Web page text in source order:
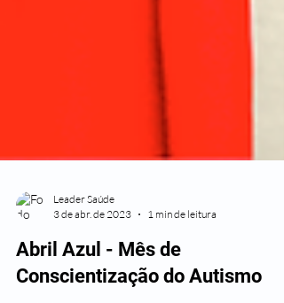
Leader Saúde
3 de abr. de 2023
1 min de leitura
Abril Azul - Mês de